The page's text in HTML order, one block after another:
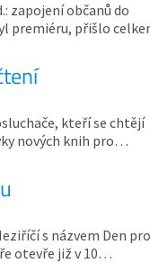
zapojení občanů do
premiéru, přišlo
kteří se chtějí
nových knih pro…
s názvem Den
otevře již v 10…